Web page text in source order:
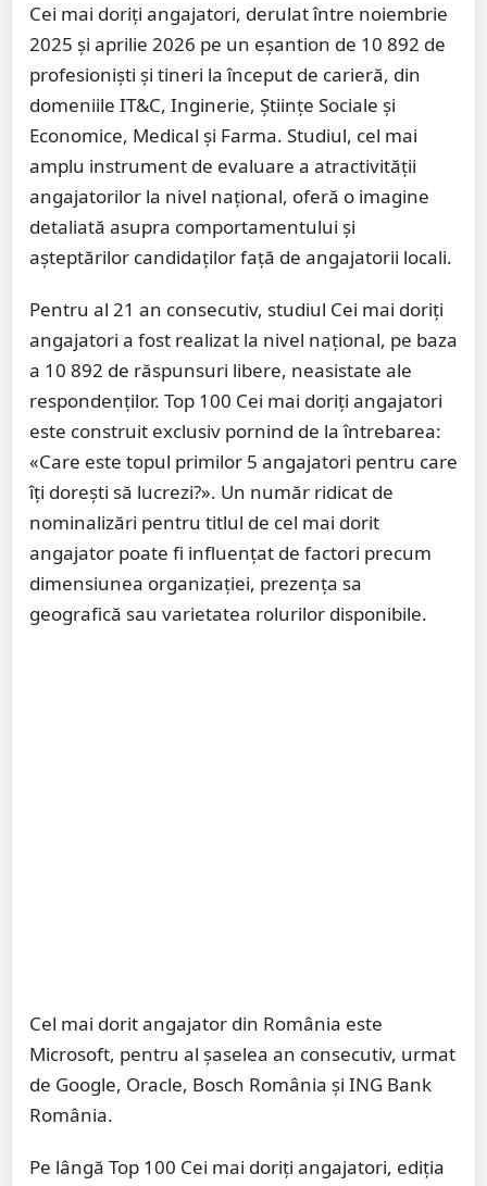
Cei mai doriți angajatori, derulat între noiembrie
2025 și aprilie 2026 pe un eșantion de 10 892 de
profesioniști și tineri la început de carieră, din
domeniile IT&C, Inginerie, Științe Sociale și
Economice, Medical și Farma. Studiul, cel mai
amplu instrument de evaluare a atractivității
angajatorilor la nivel național, oferă o imagine
detaliată asupra comportamentului și
așteptărilor candidaților față de angajatorii locali.
Pentru al 21 an consecutiv, studiul Cei mai doriți
angajatori a fost realizat la nivel național, pe baza
a 10 892 de răspunsuri libere, neasistate ale
respondenților. Top 100 Cei mai doriți angajatori
este construit exclusiv pornind de la întrebarea:
«Care este topul primilor 5 angajatori pentru care
îți dorești să lucrezi?». Un număr ridicat de
nominalizări pentru titlul de cel mai dorit
angajator poate fi influențat de factori precum
dimensiunea organizației, prezența sa
geografică sau varietatea rolurilor disponibile.
Cel mai dorit angajator din România este
Microsoft, pentru al şaselea an consecutiv, urmat
de Google, Oracle, Bosch România şi ING Bank
România.
Pe lângă Top 100 Cei mai doriți angajatori, ediția